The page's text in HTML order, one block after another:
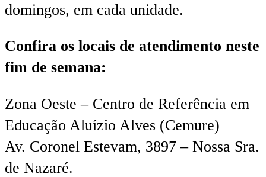
domingos, em cada unidade.
Confira os locais de atendimento neste
fim de semana:
Zona Oeste – Centro de Referência em
Educação Aluízio Alves (Cemure)
Av. Coronel Estevam, 3897 – Nossa Sra.
de Nazaré.